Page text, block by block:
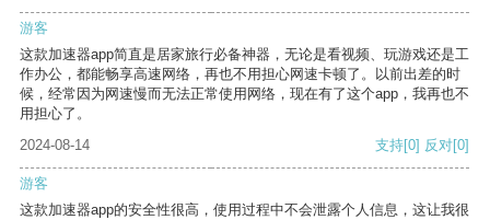
游客
这款加速器app简直是居家旅行必备神器，无论是看视频、玩游戏还是工
作办公，都能畅享高速网络，再也不用担心网速卡顿了。以前出差的时
候，经常因为网速慢而无法正常使用网络，现在有了这个app，我再也不
用担心了。
2024-08-14
支持[0] 反对[0]
游客
这款加速器app的安全性很高，使用过程中不会泄露个人信息，这让我很